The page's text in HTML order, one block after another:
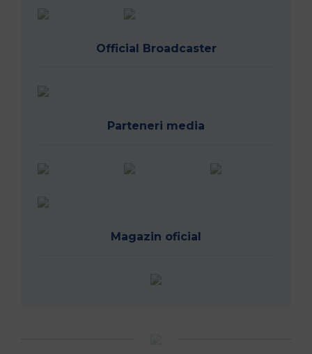
Official Broadcaster
Parteneri media
Magazin oficial